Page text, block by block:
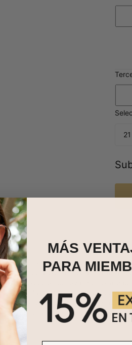
de Cuero Negro lleva el estilo
cita especial o unas pocas palabras
colección de joyas
siente fantástica, mientras que la
maridos o abuelos el Día del padre.
pulseras de hombrepara elegir.
MÁS
PARA